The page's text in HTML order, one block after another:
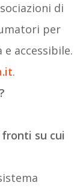
di
per
accessibile.
.
su cui